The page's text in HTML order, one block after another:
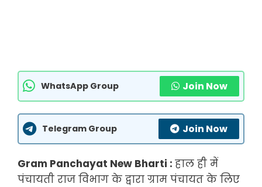
WhatsApp Group Join Now
Telegram Group Join Now
Gram Panchayat New Bharti : हाल ही में
पंचायती राज विभाग के द्वारा ग्राम पंचायत के लिए